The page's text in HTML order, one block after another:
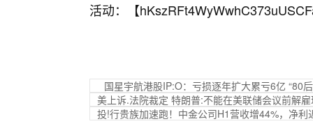
活动：【
国星宇航港股IP:O：亏损逐年扩大累亏6亿 “80
美上诉.法院裁定 特朗普:不能在美联储会议前解
投!行贵族加速跑！中金公司H1营收增44%，净利